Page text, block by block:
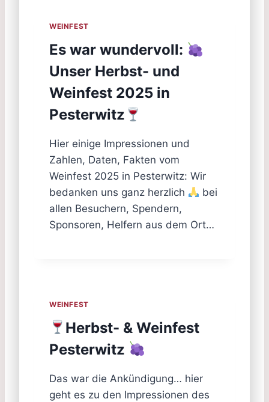
WEINFEST
Es war wundervoll:
Unser Herbst- und
Weinfest 2025 in
Pesterwitz
Hier einige Impressionen und
Zahlen, Daten, Fakten vom
Weinfest 2025 in Pesterwitz: Wir
bedanken uns ganz herzlich
bei
allen Besuchern, Spendern,
Sponsoren, Helfern aus dem Ort…
WEINFEST
Herbst- & Weinfest
Pesterwitz
Das war die Ankündigung… hier
geht es zu den Impressionen des